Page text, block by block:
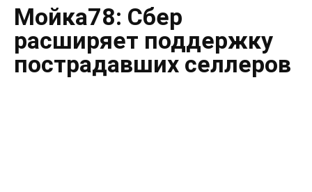
Мойка78: Сбер
расширяет поддержку
пострадавших селлеров